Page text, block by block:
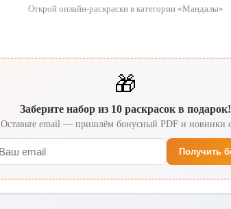
Открой онлайн-раскраски в категории «Мандалы»
🎁
Заберите набор из 10 раскрасок в подарок!
Оставьте email — пришлём бонусный PDF и новинки
Получить